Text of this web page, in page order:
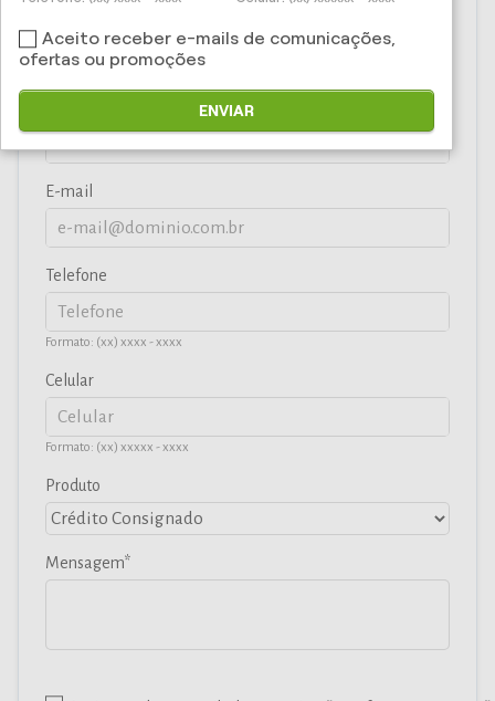
E-mail
Telefone
Formato: (xx) xxxx - xxxx
Celular
Formato: (xx) xxxxx - xxxx
Produto
Mensagem
Aceito receber e-mails de comunicações,
ofertas ou promoções
ENVIAR